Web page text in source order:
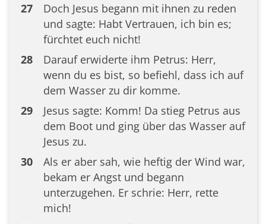
27
Doch Jesus begann mit ihnen zu reden
und sagte: Habt Vertrauen, ich bin es;
fürchtet euch nicht!
28
Darauf erwiderte ihm Petrus: Herr,
wenn du es bist, so befiehl, dass ich auf
dem Wasser zu dir komme.
29
Jesus sagte: Komm! Da stieg Petrus aus
dem Boot und ging über das Wasser auf
Jesus zu.
30
Als er aber sah, wie heftig der Wind war,
bekam er Angst und begann
unterzugehen. Er schrie: Herr, rette
mich!